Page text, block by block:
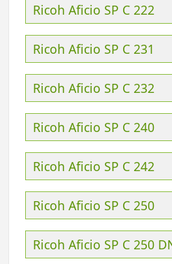
Ricoh Aficio SP C 222
Ricoh Aficio SP C 231
Ricoh Aficio SP C 232
Ricoh Aficio SP C 240
Ricoh Aficio SP C 242
Ricoh Aficio SP C 250
Ricoh Aficio SP C 250